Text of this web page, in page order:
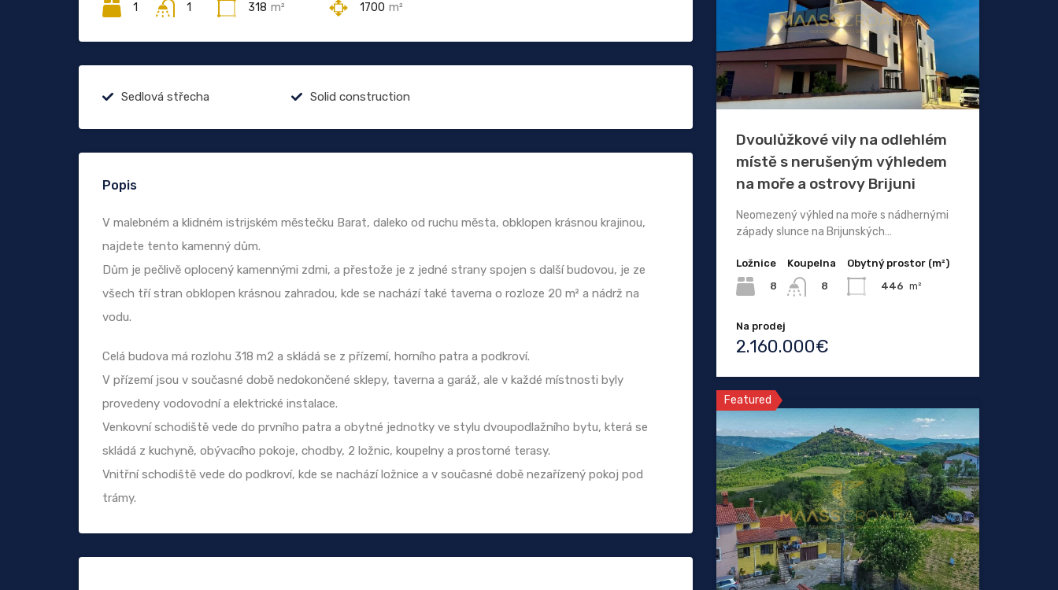
1 1 318 m² 1700 m²
Sedlová střecha Solid construction
Popis
V malebném a klidném istrijském městečku Barat, daleko od ruchu města, obklopen krásnou krajinou,
najdete tento kamenný dům.
Dům je pečlivě oplocený kamennými zdmi, a přestože je z jedné strany spojen s další budovou, je ze
všech tří stran obklopen krásnou zahradou, kde se nachází také taverna o rozloze 20 m² a nádrž na
vodu.
Celá budova má rozlohu 318 m2 a skládá se z přízemí, horního patra a podkroví.
V přízemí jsou v současné době nedokončené sklepy, taverna a garáž, ale v každé místnosti byly
provedeny vodovodní a elektrické instalace.
Venkovní schodiště vede do prvního patra a obytné jednotky ve stylu dvoupodlažního bytu, která se
skládá z kuchyně, obývacího pokoje, chodby, 2 ložnic, koupelny a prostorné terasy.
Vnitřní schodiště vede do podkroví, kde se nachází ložnice a v současné době nezařízený pokoj pod
trámy.
Dvoulůžkové vily na odlehlém
místě s nerušeným výhledem
na moře a ostrovy Brijuni
Neomezený výhled na moře s nádhernými
západy slunce na Brijunských…
Ložnice
8
Koupelna
8
Obytný prostor (m²)
446 m²
Na prodej
2.160.000€
Featured